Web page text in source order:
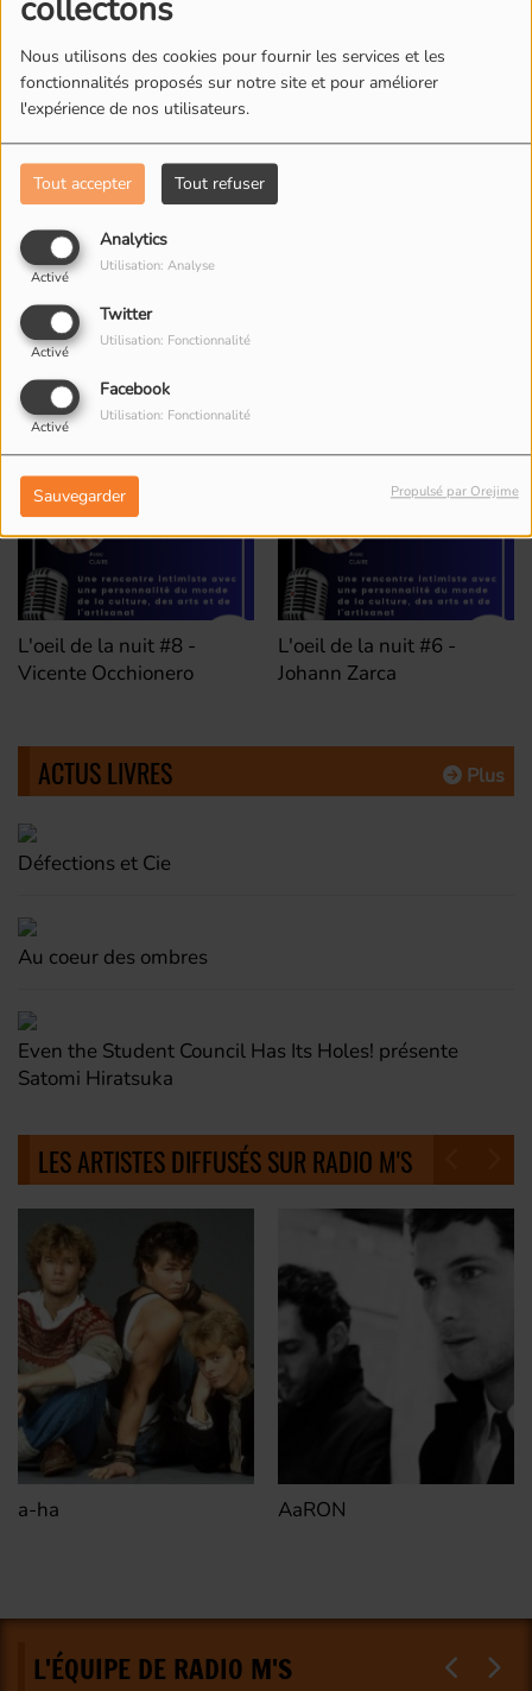
collectons
Nous utilisons des cookies pour fournir les services et les
fonctionnalités proposés sur notre site et pour améliorer
l'expérience de nos utilisateurs.
Tout accepter Tout refuser
Analytics
Activé
Utilisation: Analyse
Twitter
Activé
Utilisation: Fonctionnalité
Facebook
Activé
Utilisation: Fonctionnalité
Sauvegarder Propulsé par Orejime
Spider-Man Brand New Day : la fin du film expliquée
ANCIENNES ÉMISSIONS
L'oeil de la nuit #9 -
Sophie Pigeron
L'oeil de la nuit #8 -
Vicente Occhionero
L'oeil de la nuit #6 -
Johann Zarca
Plus
ACTUS LIVRES
Défections et Cie
Au coeur des ombres
Even the Student Council Has Its Holes! présente
Satomi Hiratsuka
LES ARTISTES DIFFUSÉS SUR RADIO M'S
a-ha AaRON
L'ÉQUIPE DE RADIO M'S